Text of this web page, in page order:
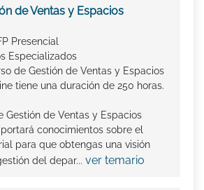
de Ventas y Espacios
Presencial
Especializados
de Gestión de Ventas y Espacios
tiene una duración de 250 horas.
Gestión de Ventas y Espacios
conocimientos sobre el
para que obtengas una visión
del depar... ver temario